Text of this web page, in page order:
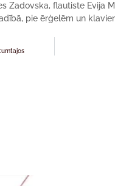
Zadovska, flautiste Evija
pie ērģelēm un